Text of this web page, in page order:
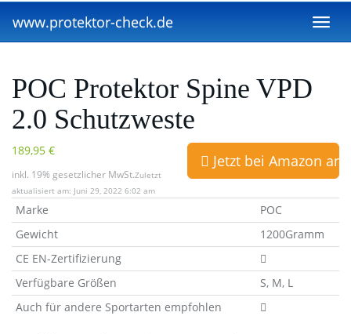
Skip
main
www.protektor-check.de
POC Protektor Spine VPD
2.0 Schutzweste
189,95 €
inkl. 19% gesetzlicher MwSt.Zuletzt
aktualisiert am: Juni 29, 2022 6:02 am
Jetzt bei Amazon
Marke
POC
Gewicht
1200Gramm
CE EN-Zertifizierung
Verfügbare Größen
S, M, L
Auch für andere Sportarten empfohlen